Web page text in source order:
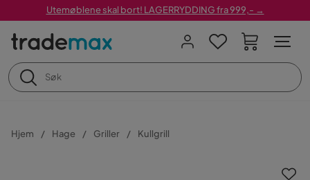
Utemøblene skal bort! LAGERRYDDING fra 999,- →
Hjem Hage Griller Kullgrill